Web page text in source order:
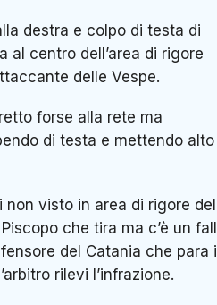
destra e colpo di testa di
al centro dell’area di rigore
delle Vespe.
forse alla rete ma
di testa e mettendo alto
non visto in area di rigore del
che tira ma c’è un
del Catania che para
rilevi l’infrazione.